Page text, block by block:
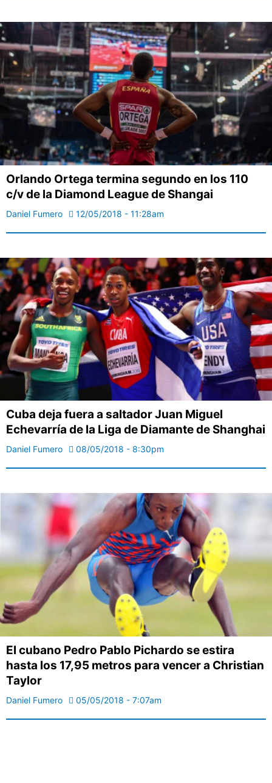
Orlando Ortega termina segundo en los 110
c/v de la Diamond League de Shangai
Daniel Fumero 12/05/2018 - 11:28am
Cuba deja fuera a saltador Juan Miguel
Echevarría de la Liga de Diamante de Shanghai
Daniel Fumero 08/05/2018 - 8:30pm
El cubano Pedro Pablo Pichardo se estira
hasta los 17,95 metros para vencer a Christian
Taylor
Daniel Fumero 05/05/2018 - 7:07am